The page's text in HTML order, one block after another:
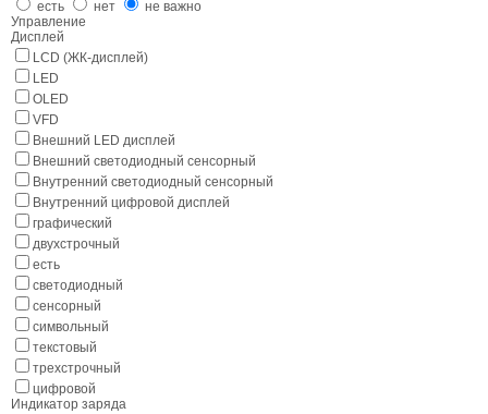
есть нет
не важно
Управление
Дисплей
LCD (ЖК-дисплей)
LED
OLED
VFD
Внешний LED дисплей
Внешний светодиодный сенсорный
Внутренний светодиодный сенсорный
Внутренний цифровой дисплей
графический
двухстрочный
есть
светодиодный
сенсорный
символьный
текстовый
трехстрочный
цифровой
Индикатор заряда